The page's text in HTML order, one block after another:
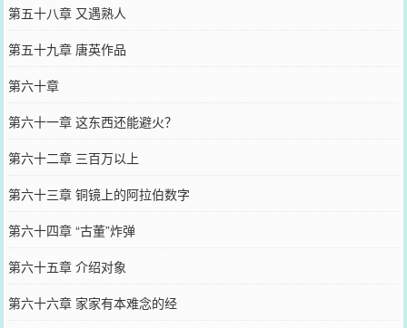
第五十八章 又遇熟人
第五十九章 唐英作品
第六十章
第六十一章 这东西还能避火？
第六十二章 三百万以上
第六十三章 铜镜上的阿拉伯数字
第六十四章 “古董”炸弹
第六十五章 介绍对象
第六十六章 家家有本难念的经